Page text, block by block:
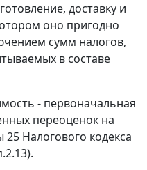
доставку и
оно пригодно
сумм налогов,
в составе
- первоначальная
переоценок на
25 Налогового кодекса